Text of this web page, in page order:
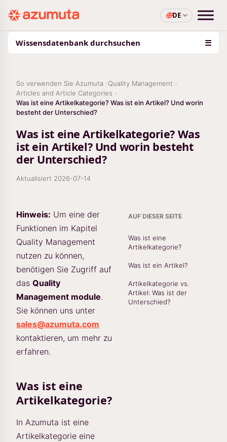
DE
Wissensdatenbank durchsuchen ☰
So verwenden Sie Azumuta
Quality Management
Articles and Article Categories
Was ist eine Artikelkategorie? Was ist ein Artikel? Und worin
besteht der Unterschied?
Was ist eine Artikelkategorie? Was
ist ein Artikel? Und worin besteht
der Unterschied?
Aktualisiert 2026-07-14
Hinweis: Um eine der
Funktionen im Kapitel
Quality Management
nutzen zu können,
benötigen Sie Zugriff auf
das Quality
Management module.
Sie können uns unter
sales@azumuta.com
kontaktieren, um mehr zu
erfahren.
Was ist eine
Artikelkategorie?
In Azumuta ist eine
Artikelkategorie eine
AUF DIESER SEITE
Was ist eine
Artikelkategorie?
Was ist ein Artikel?
Artikelkategorie vs.
Artikel: Was ist der
Unterschied?